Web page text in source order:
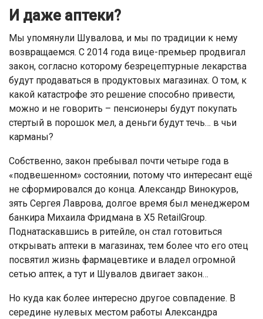
И даже аптеки?
Мы упомянули Шувалова, и мы по традиции к нему
возвращаемся. С 2014 года вице-премьер продвигал
закон, согласно которому безрецептурные лекарства
будут продаваться в продуктовых магазинах. О том, к
какой катастрофе это решение способно привести,
можно и не говорить – пенсионеры будут покупать
стертый в порошок мел, а деньги будут течь… в чьи
карманы?
Собственно, закон пребывал почти четыре года в
«подвешенном» состоянии, потому что интересант ещё
не сформировался до конца. Александр Винокуров,
зять Сергея Лаврова, долгое время был менеджером
банкира Михаила Фридмана в X5 RetailGroup.
Поднатаскавшись в ритейле, он стал готовиться
открывать аптеки в магазинах, тем более что его отец
посвятил жизнь фармацевтике и владел огромной
сетью аптек, а тут и Шувалов двигает закон…
Но куда как более интересно другое совпадение. В
середине нулевых местом работы Александра